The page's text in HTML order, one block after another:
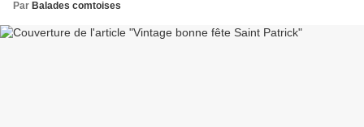
Par Balades comtoises